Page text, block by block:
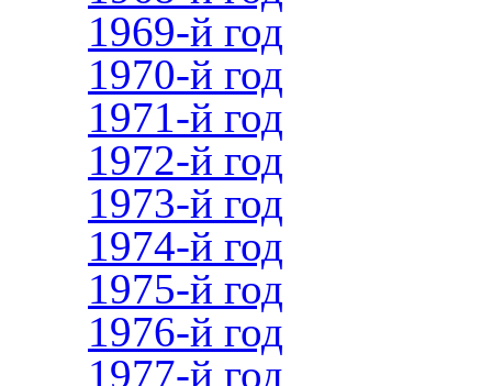
1969-й год
1970-й год
1971-й год
1972-й год
1973-й год
1974-й год
1975-й год
1976-й год
1977-й год